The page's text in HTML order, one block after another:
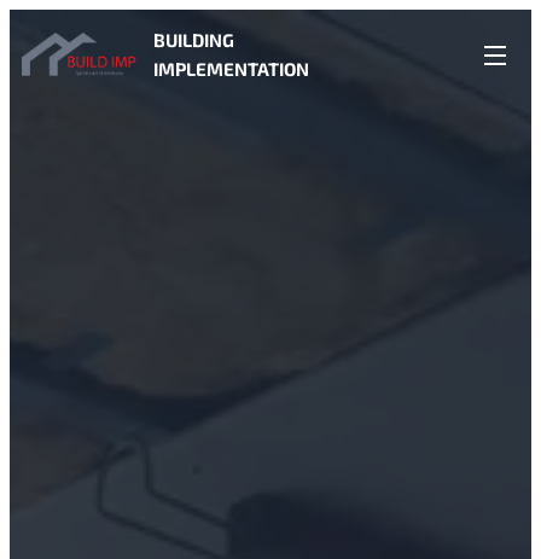
BUILDING
IMPLEMENTATION